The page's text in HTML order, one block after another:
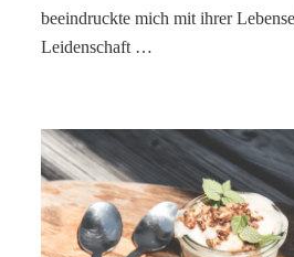
beeindruckte mich mit ihrer
Leidenschaft …